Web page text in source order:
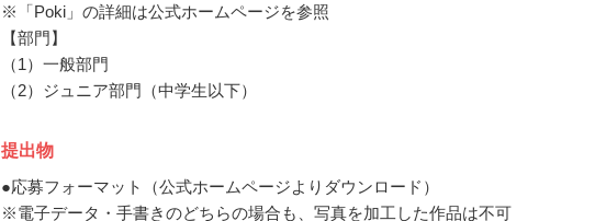
※「Poki」の詳細は公式ホームページを参照
【部門】
（1）一般部門
（2）ジュニア部門（中学生以下）
提出物
●応募フォーマット（公式ホームページよりダウンロード）
※電子データ・手書きのどちらの場合も、写真を加工した作品は不可